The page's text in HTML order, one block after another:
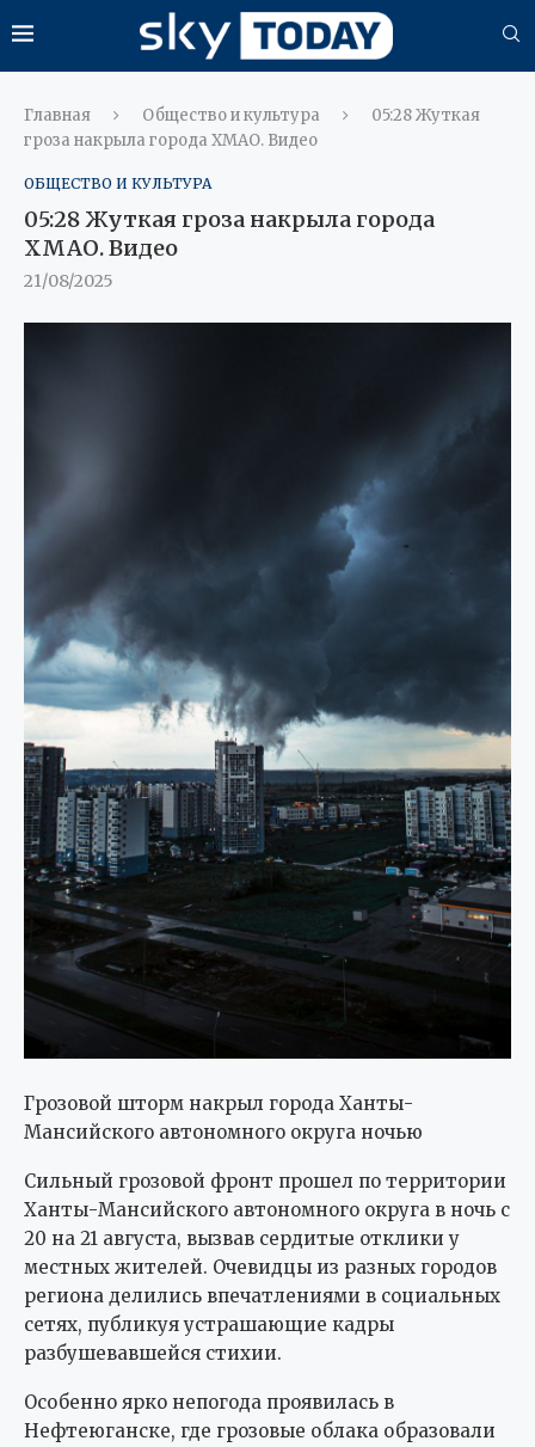
Главная Общество и культура
05:28 Жуткая
гроза накрыла города ХМАО. Видео
ОБЩЕСТВО И КУЛЬТУРА
05:28 Жуткая гроза накрыла города
ХМАО. Видео
21/08/2025
Грозовой шторм накрыл города Ханты-
Мансийского автономного округа ночью
Сильный грозовой фронт прошел по территории
Ханты-Мансийского автономного округа в ночь с
20 на 21 августа, вызвав сердитые отклики у
местных жителей. Очевидцы из разных городов
региона делились впечатлениями в социальных
сетях, публикуя устрашающие кадры
разбушевавшейся стихии.
Особенно ярко непогода проявилась в
Нефтеюганске, где грозовые облака образовали